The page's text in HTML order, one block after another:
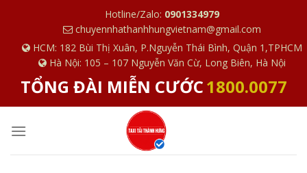
c
Hotline/Zalo: 0901334979
chuyennhathanhhungvietnam@gmail.com
HCM: 182 Bùi Thị Xuân, P.Nguyễn Thái Bình, Quận 1,TPHCM
Hà Nội: 105 – 107 Nguyễn Văn Cừ, Long Biên, Hà Nội
TỔNG ĐÀI MIỄN CƯỚC1800.0077